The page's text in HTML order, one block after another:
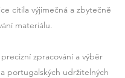
cítila výjimečná a zbytečně
materiálu.
zpracování a výběr
portugalských udržitelných